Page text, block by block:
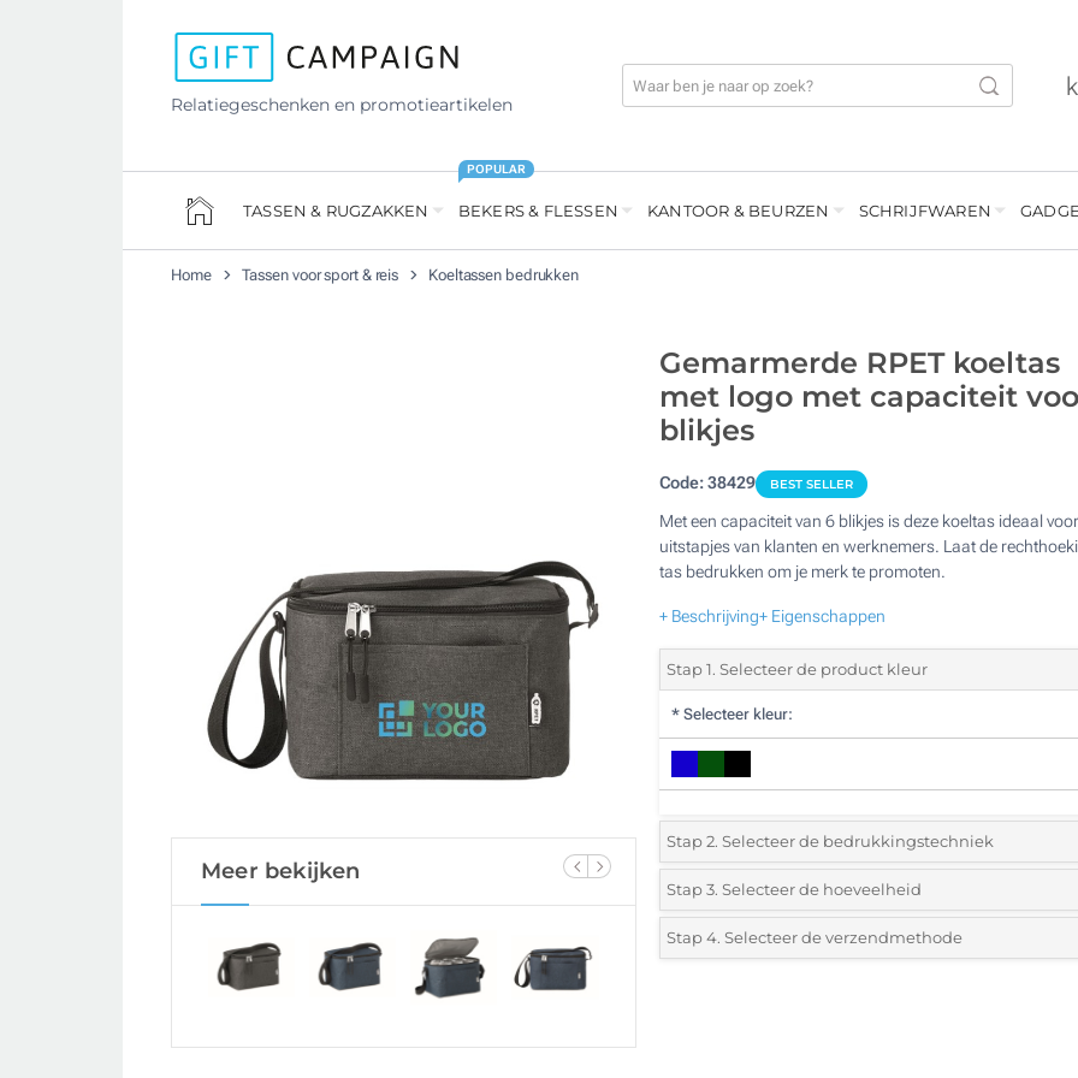
Relatiegeschenken en promotieartikelen
TASSEN & RUGZAKKEN BEKERS & FLESSEN
POPULAR
KANTOOR & BEURZEN SCHRIJFWAREN
Home Tassen voor sport & reis Koeltassen bedrukken
Meer bekijken
Gemarmerde RPET koeltas
met logo met capaciteit
blikjes
Code:38429 BEST SELLER
Met een capaciteit van 6 blikjes is deze koeltas ideaal voor
uitstapjes van klanten en werknemers. Laat de
tas bedrukken om je merk te promoten.
+ Beschrijving+ Eigenschappen
Stap 1. Selecteer de product kleur
* Selecteer kleur:
Stap 2. Selecteer de bedrukkingstechniek
*Selecteer de bedrukking en kleuren van het logo:
1 Kleur (Aan een kant)
Stap 3. Selecteer de hoeveelheid
*Selecteer uit de lijst of voeg het gewenste aantal in
Stap 4. Selecteer de verzendmethode